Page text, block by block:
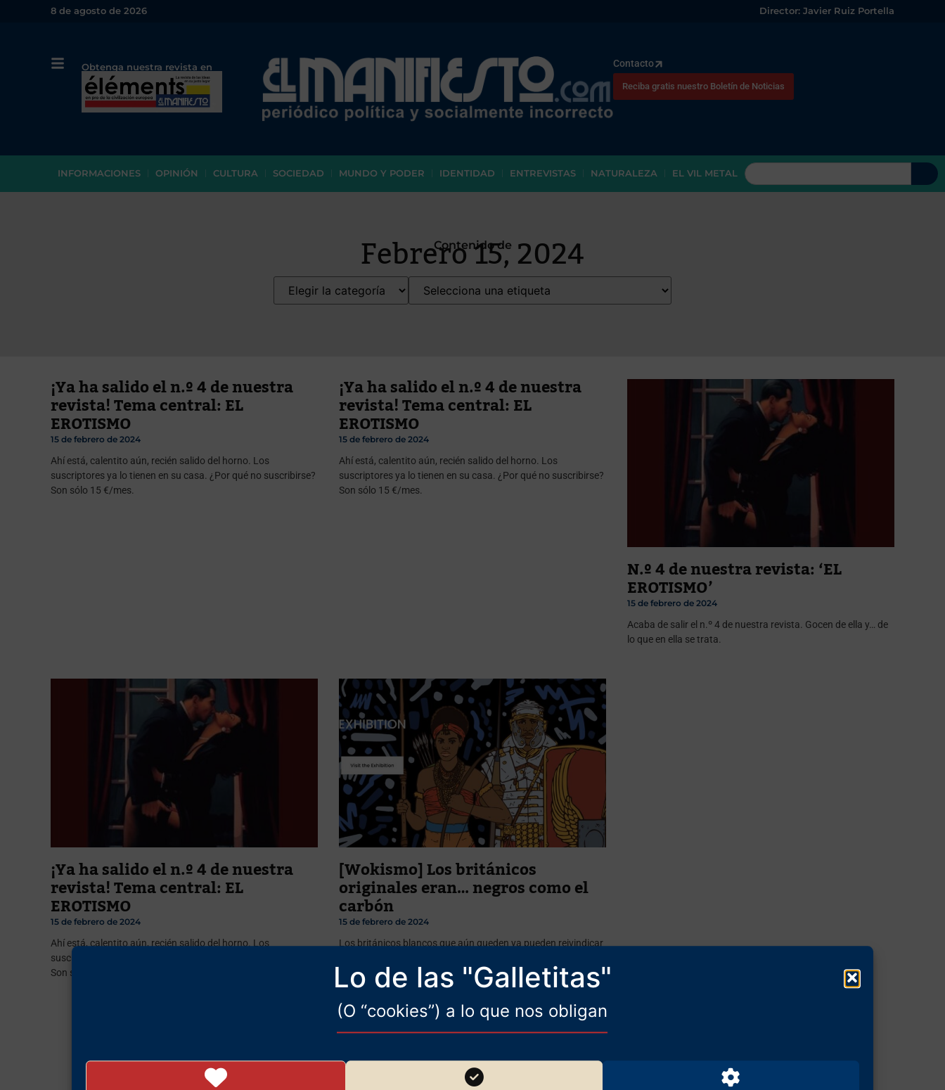
Lo de las "Galletitas"
(O “cookies”) a lo que nos obligan
8 de agosto de 2026 Director: Javier Ruiz Portella
Obtenga nuestra revista en
papel o en PDF
Contacto
Reciba gratis nuestro Boletín de Noticias
INFORMACIONES OPINIÓN CULTURA SOCIEDAD MUNDO Y PODER IDENTIDAD ENTREVISTAS NATURALEZA EL VIL METAL
Contenido de
Febrero 15, 2024
¡Ya ha salido el n.º 4 de nuestra
revista! Tema central: EL
EROTISMO
15 de febrero de 2024
Ahí está, calentito aún, recién salido del horno. Los
suscriptores ya lo tienen en su casa. ¿Por qué no suscribirse?
Son sólo 15 €/mes.
¡Ya ha salido el n.º 4 de nuestra
revista! Tema central: EL
EROTISMO
15 de febrero de 2024
Ahí está, calentito aún, recién salido del horno. Los
suscriptores ya lo tienen en su casa. ¿Por qué no suscribirse?
Son sólo 15 €/mes.
N.º 4 de nuestra revista: ‘EL
EROTISMO’
15 de febrero de 2024
Acaba de salir el n.º 4 de nuestra revista. Gocen de ella y… de
lo que en ella se trata.
¡Ya ha salido el n.º 4 de nuestra
revista! Tema central: EL
EROTISMO
15 de febrero de 2024
Ahí está, calentito aún, recién salido del horno. Los
suscriptores ya lo tienen en su casa. ¿Por qué no suscribirse?
Son sólo 15 €/mes.
[Wokismo] Los británicos
originales eran… negros como el
carbón
15 de febrero de 2024
Los británicos blancos que aún queden ya pueden reivindicar
multiculturalidad